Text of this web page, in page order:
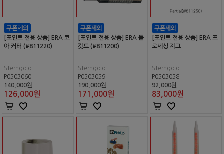
[포인트 전용 상품] ERA 코
아 커터 (#811220)
Sterngold
P0503060
140,000원
126,000원
[포인트 전용 상품] ERA 툴
킷트 (#811200)
Sterngold
P0503059
190,000원
171,000원
[포인트 전용 상품] ERA 프
로세싱 지그
Sterngold
P0503058
92,000원
83,000원